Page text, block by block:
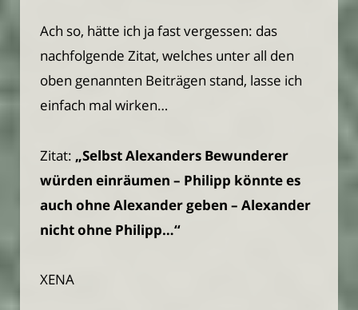
Ach so, hätte ich ja fast vergessen: das
nachfolgende Zitat, welches unter all den
oben genannten Beiträgen stand, lasse ich
einfach mal wirken…
Zitat: „Selbst Alexanders Bewunderer
würden einräumen – Philipp könnte es
auch ohne Alexander geben – Alexander
nicht ohne Philipp…“
XENA